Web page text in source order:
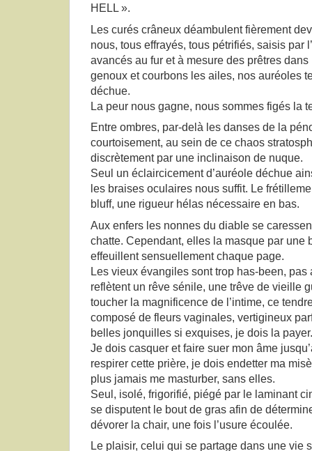
HELL ».
Les curés crâneux déambulent fièrement
nous, tous effrayés, tous pétrifiés, saisis par
avancés au fur et à mesure des prêtres
genoux et courbons les ailes, nos auréoles
déchue.
La peur nous gagne, nous sommes figés la
Entre ombres, par-delà les danses de la
courtoisement, au sein de ce chaos
discrètement par une inclinaison de nuque.
Seul un éclaircicement d’auréole déchue
les braises oculaires nous suffit. Le
bluff, une rigueur hélas nécessaire en bas.
Aux enfers les nonnes du diable se
chatte. Cependant, elles la masque par une
effeuillent sensuellement chaque page.
Les vieux évangiles sont trop has-been, pas
reflètent un rêve sénile, une trêve de vieille
toucher la magnificence de l’intime, ce
composé de fleurs vaginales, vertigineux
belles jonquilles si exquises, je dois la payer.
Je dois casquer et faire suer mon âme
respirer cette prière, je dois endetter ma
plus jamais me masturber, sans elles.
Seul, isolé, frigorifié, piégé par le laminant
se disputent le bout de gras afin de
dévorer la chair, une fois l’usure écoulée.
Le plaisir, celui qui se partage dans une vie